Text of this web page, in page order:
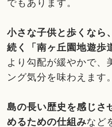
小さな子供と歩くなら
続く「南ヶ丘園地遊歩
より勾配が緩やかで、
ング気分を味わえます。
島の長い歴史を感じさ
めるための仕組みなど